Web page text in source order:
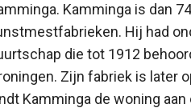
Kamminga is dan
Hij had
die tot 1912
Zijn fabriek is later
Kamminga de woning